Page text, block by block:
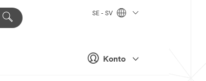
Konto
SE - SV